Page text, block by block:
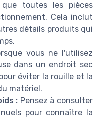
que toutes les pièces
Cela inclut
détails produits qui
vous ne l'utilisez
dans un endroit sec
éviter la rouille et la
matériel.
: Pensez à consulter
pour connaître la